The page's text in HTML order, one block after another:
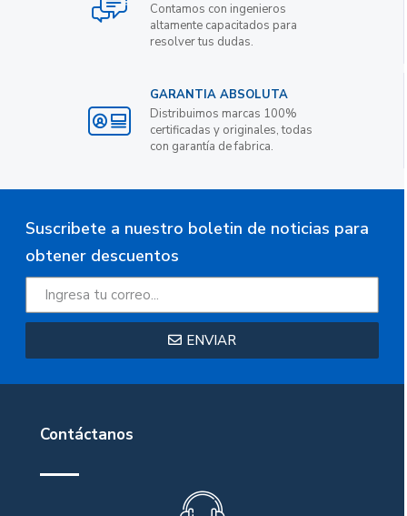
Contamos con ingenieros
altamente capacitados para
resolver tus dudas.
GARANTIA ABSOLUTA
Distribuimos marcas 100%
certificadas y originales, todas
con garantía de fabrica.
Suscribete a nuestro boletin de noticias para
obtener descuentos
ENVIAR
Contáctanos